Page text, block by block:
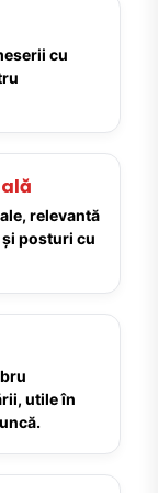
cu
relevantă
posturi cu
utile în